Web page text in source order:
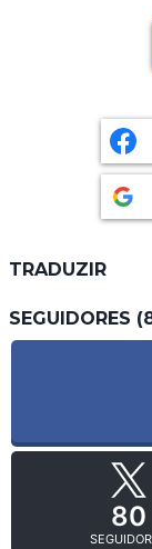
TRADUZIR
SEGUIDORES
80